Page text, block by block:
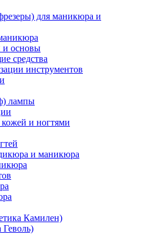
для маникюра и
и основы
средства
инструментов
лампы
кожей и ногтями
и маникюра
Камилен)